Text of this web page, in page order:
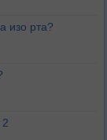
изо рта?